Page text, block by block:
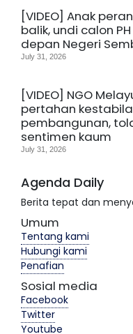
[VIDEO] Anak
balik, undi calon
depan Negeri
July 31, 2026
[VIDEO] NGO
pertahan
pembangunan,
sentimen kaum
July 31, 2026
Agenda Daily
Berita tepat dan
Umum
Tentang kami
Hubungi kami
Penafian
Sosial media
Facebook
Twitter
Youtube